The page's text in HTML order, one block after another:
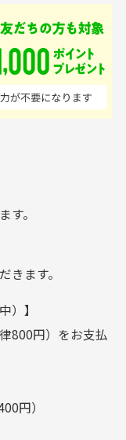
綺麗に梱包され
品を大切にして
伝わってきまし
ント部分に汚
と記載ありまし
務は致しておりま
ます。入金確認後
み期限とさせ
っている場合
メージがある商品
す。
きます。
）】
800円）をお支払
円）